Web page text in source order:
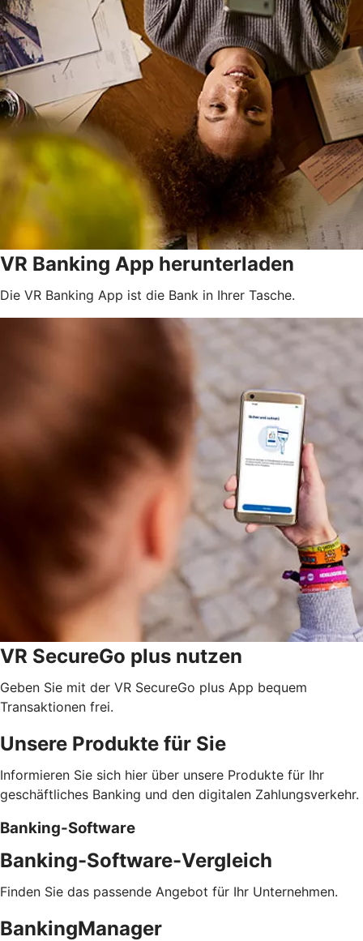
VR Banking App herunterladen
Die VR Banking App ist die Bank in Ihrer Tasche.
VR SecureGo plus nutzen
Geben Sie mit der VR SecureGo plus App bequem
Transaktionen frei.
Unsere Produkte für Sie
Informieren Sie sich hier über unsere Produkte für Ihr
geschäftliches Banking und den digitalen Zahlungsverkehr.
Banking-Software
Banking-Software-Vergleich
Finden Sie das passende Angebot für Ihr Unternehmen.
BankingManager